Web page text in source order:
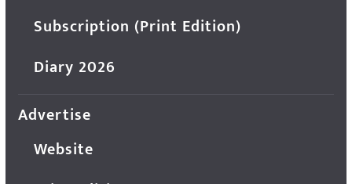
Subscription (Print Edition)
Diary 2026
Advertise
Website